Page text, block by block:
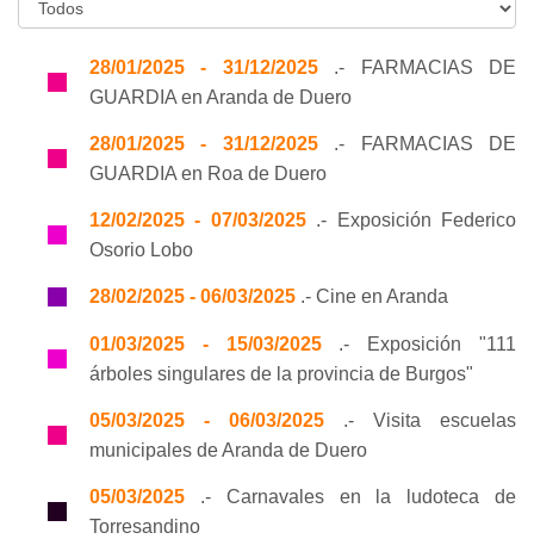
28/01/2025 - 31/12/2025.- FARMACIAS DE
GUARDIA en Aranda de Duero
28/01/2025 - 31/12/2025.- FARMACIAS DE
GUARDIA en Roa de Duero
12/02/2025 - 07/03/2025.- Exposición Federico
Osorio Lobo
28/02/2025 - 06/03/2025 .- Cine en Aranda
01/03/2025 - 15/03/2025.- Exposición "111
árboles singulares de la provincia de Burgos"
05/03/2025 - 06/03/2025 .- Visita escuelas
municipales de Aranda de Duero
05/03/2025 .- Carnavales en la ludoteca de
Torresandino